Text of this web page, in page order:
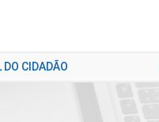
DO CIDADÃO